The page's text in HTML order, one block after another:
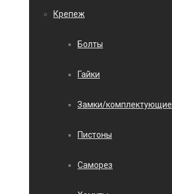
Крепеж
Болты
Гайки
Замки/комплектующие
Пистоны
Саморез